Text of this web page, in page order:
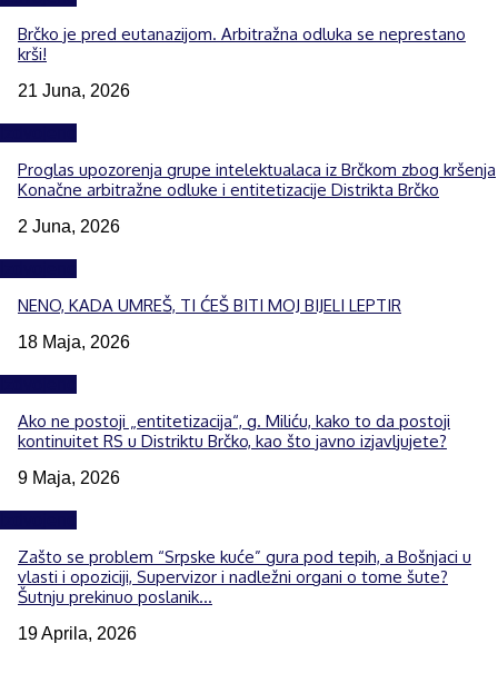
Brčko je pred eutanazijom. Arbitražna odluka se neprestano
krši!
21 Juna, 2026
Proglas upozorenja grupe intelektualaca iz Brčkom zbog kršenja
Konačne arbitražne odluke i entitetizacije Distrikta Brčko
2 Juna, 2026
NENO, KADA UMREŠ, TI ĆEŠ BITI MOJ BIJELI LEPTIR
18 Maja, 2026
Ako ne postoji „entitetizacija“, g. Miliću, kako to da postoji
kontinuitet RS u Distriktu Brčko, kao što javno izjavljujete?
9 Maja, 2026
Zašto se problem “Srpske kuće” gura pod tepih, a Bošnjaci u
vlasti i opoziciji, Supervizor i nadležni organi o tome šute?
Šutnju prekinuo poslanik...
19 Aprila, 2026